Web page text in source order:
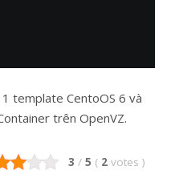
template CentoOS 6 và
trên OpenVZ.
3 / 5 ( 2 votes )